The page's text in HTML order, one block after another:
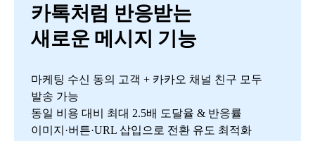
카톡처럼 반응받는
새로운 메시지 기능
마케팅 수신 동의 고객 + 카카오 채널 친구 모두
발송 가능
동일 비용 대비 최대 2.5배 도달율 & 반응률
이미지·버튼·URL 삽입으로 전환 유도 최적화